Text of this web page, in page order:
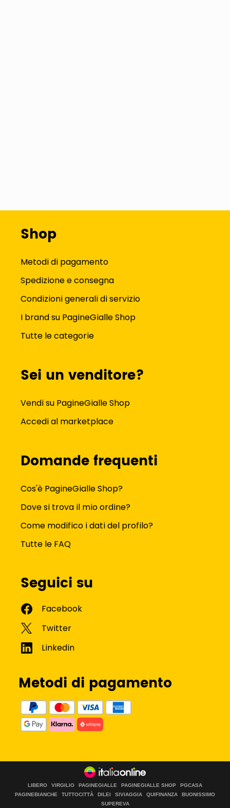
Shop
Metodi di pagamento
Spedizione e consegna
Condizioni generali di servizio
I brand su PagineGialle Shop
Tutte le categorie
Sei un venditore?
Vendi su PagineGialle Shop
Accedi al marketplace
Domande frequenti
Cos'è PagineGialle Shop?
Dove si trova il mio ordine?
Come modifico i dati del profilo?
Tutte le FAQ
Seguici su
Metodi di pagamento
LIBERO VIRGILIO PAGINEGIALLE PAGINEGIALLE SHOP
PGCASA
PAGINEBIANCHE
TUTTOCITTÀ DILEI SIVIAGGIA QUIFINANZA
BUONISSIMO
SUPEREVA